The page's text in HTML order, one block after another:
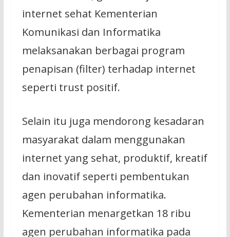
internet sehat Kementerian
Komunikasi dan Informatika
melaksanakan berbagai program
penapisan (filter) terhadap internet
seperti trust positif.
Selain itu juga mendorong kesadaran
masyarakat dalam menggunakan
internet yang sehat, produktif, kreatif
dan inovatif seperti pembentukan
agen perubahan informatika.
Kementerian menargetkan 18 ribu
agen perubahan informatika pada